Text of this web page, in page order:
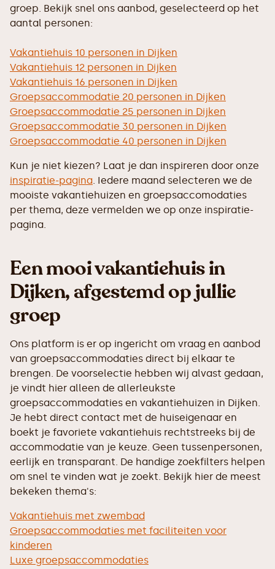
groep. Bekijk snel ons aanbod, geselecteerd op het
aantal personen:
Vakantiehuis 10 personen in Dijken
Vakantiehuis 12 personen in Dijken
Vakantiehuis 16 personen in Dijken
Groepsaccommodatie 20 personen in Dijken
Groepsaccommodatie 25 personen in Dijken
Groepsaccommodatie 30 personen in Dijken
Groepsaccommodatie 40 personen in Dijken
Kun je niet kiezen? Laat je dan inspireren door onze
inspiratie-pagina. Iedere maand selecteren we de
mooiste vakantiehuizen en groepsaccomodaties
per thema, deze vermelden we op onze inspiratie-
pagina.
Een mooi vakantiehuis in
Dijken, afgestemd op jullie
groep
Ons platform is er op ingericht om vraag en aanbod
van groepsaccommodaties direct bij elkaar te
brengen. De voorselectie hebben wij alvast gedaan,
je vindt hier alleen de allerleukste
groepsaccommodaties en vakantiehuizen in Dijken.
Je hebt direct contact met de huiseigenaar en
boekt je favoriete vakantiehuis rechtstreeks bij de
accommodatie van je keuze. Geen tussenpersonen,
eerlijk en transparant. De handige zoekfilters helpen
om snel te vinden wat je zoekt. Bekijk hier de meest
bekeken thema's:
Vakantiehuis met zwembad
Groepsaccommodaties met faciliteiten voor
kinderen
Luxe groepsaccommodaties